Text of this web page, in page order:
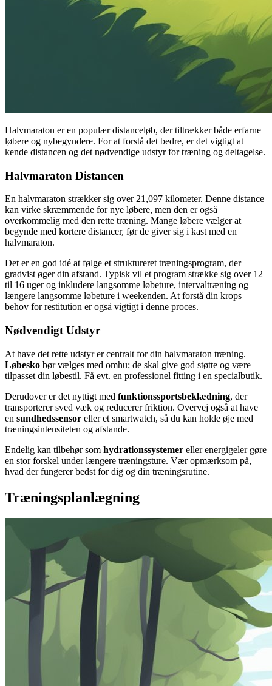
Halvmaraton er en populær distanceløb, der tiltrækker både erfarne
løbere og nybegyndere. For at forstå det bedre, er det vigtigt at
kende distancen og det nødvendige udstyr for træning og deltagelse.
Halvmaraton Distancen
En halvmaraton strækker sig over 21,097 kilometer. Denne distance
kan virke skræmmende for nye løbere, men den er også
overkommelig med den rette træning. Mange løbere vælger at
begynde med kortere distancer, før de giver sig i kast med en
halvmaraton.
Det er en god idé at følge et struktureret træningsprogram, der
gradvist øger din afstand. Typisk vil et program strække sig over 12
til 16 uger og inkludere langsomme løbeture, intervaltræning og
længere langsomme løbeture i weekenden. At forstå din krops
behov for restitution er også vigtigt i denne proces.
Nødvendigt Udstyr
At have det rette udstyr er centralt for din halvmaraton træning.
Løbesko bør vælges med omhu; de skal give god støtte og være
tilpasset din løbestil. Få evt. en professionel fitting i en specialbutik.
Derudover er det nyttigt med funktionssportsbeklædning, der
transporterer sved væk og reducerer friktion. Overvej også at have
en sundhedssensor eller et smartwatch, så du kan holde øje med
træningsintensiteten og afstande.
Endelig kan tilbehør som hydrationssystemer eller energigeler gøre
en stor forskel under længere træningsture. Vær opmærksom på,
hvad der fungerer bedst for dig og din træningsrutine.
Træningsplanlægning